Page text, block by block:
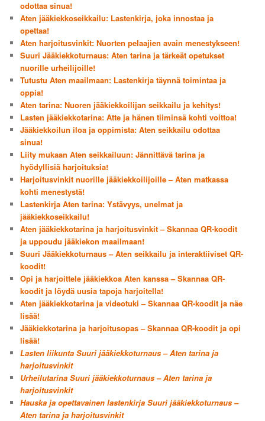
odottaa sinua!
Aten jääkiekkoseikkailu: Lastenkirja, joka innostaa ja
opettaa!
Aten harjoitusvinkit: Nuorten pelaajien avain menestykseen!
Suuri Jääkiekkoturnaus: Aten tarina ja tärkeät opetukset
nuorille urheilijoille!
Tutustu Aten maailmaan: Lastenkirja täynnä toimintaa ja
oppia!
Aten tarina: Nuoren jääkiekkoilijan seikkailu ja kehitys!
Lasten jääkiekkotarina: Atte ja hänen tiiminsä kohti voittoa!
Jääkiekkoilun iloa ja oppimista: Aten seikkailu odottaa
sinua!
Liity mukaan Aten seikkailuun: Jännittävä tarina ja
hyödyllisiä harjoituksia!
Harjoitusvinkit nuorille jääkiekkoilijoille – Aten matkassa
kohti menestystä!
Lastenkirja Aten tarina: Ystävyys, unelmat ja
jääkiekkoseikkailu!
Aten jääkiekkotarina ja harjoitusvinkit – Skannaa QR-koodit
ja uppoudu jääkiekon maailmaan!
Suuri Jääkiekkoturnaus – Aten seikkailu ja interaktiiviset QR-
koodit!
Opi ja harjoittele jääkiekkoa Aten kanssa – Skannaa QR-
koodit ja löydä uusia tapoja harjoitella!
Aten jääkiekkotarina ja videotuki – Skannaa QR-koodit ja näe
lisää!
Jääkiekkotarina ja harjoitusopas – Skannaa QR-koodit ja opi
lisää!
Lasten liikunta Suuri jääkiekkoturnaus – Aten tarina ja
harjoitusvinkit
Urheilutarina Suuri jääkiekkoturnaus – Aten tarina ja
harjoitusvinkit
Hauska ja opettavainen lastenkirja Suuri jääkiekkoturnaus –
Aten tarina ja harjoitusvinkit